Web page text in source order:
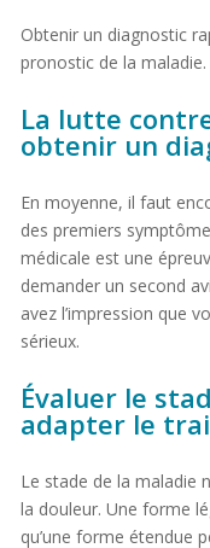
Obtenir un diagnostic
pronostic de la maladie.
La lutte
obtenir un
En moyenne, il faut
des premiers
médicale est une
demander un second
avez l’impression que
sérieux.
Évaluer le
adapter le
Le stade de la maladie
la douleur. Une forme
qu’une forme étendue